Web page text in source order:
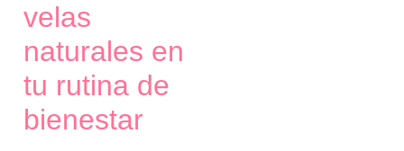
velas
naturales en
tu rutina de
bienestar